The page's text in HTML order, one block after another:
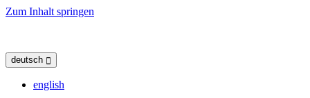
Zum Inhalt springen
deutsch
english